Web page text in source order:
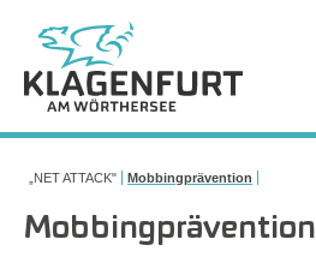
„NET ATTACK" Mobbingprävention
Mobbingprävention